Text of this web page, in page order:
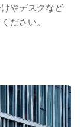
やデスクなど
ださい。